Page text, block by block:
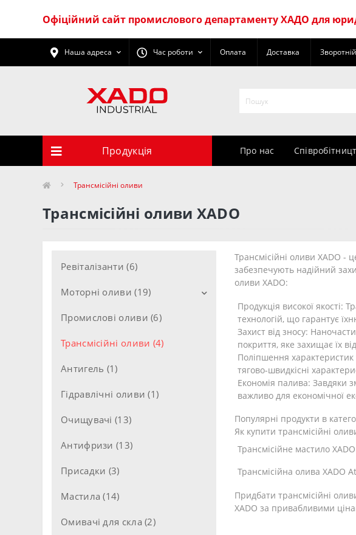
Офіційний сайт промислового департаменту ХАДО для
Наша адреса Час роботи Оплата Доставка
Продукція Про нас
Трансмісійні оливи
Трансмісійні оливи XADO
Ревіталізанти (6)
Моторні оливи (19)
Моторні оливи для легкових
(8)
Моторні оливи 2Т (1)
Моторні оливи 4Т (1)
Промивні оливи (1)
Промислові оливи (6)
Трансмісійні оливи (4)
Антигель (1)
Гідравлічні оливи (1)
Очищувачі (13)
Антифризи (13)
Присадки (3)
Мастила (14)
Омивачі для скла (2)
Трансмісійні оливи XADO -
забезпечують надійний
оливи XADO:
Продукція високої якості:
технологій, що гарантує
Захист від зносу:
покриття, яке захищає їх
Поліпшення характеристик
тягово-швидкісні
Економія палива: Завдяки
важливо для економічної
Популярні продукти в
Як купити трансмісійні
Трансмісійне мастило
Трансмісійна олива XADO
Придбати трансмісійні
XADO за привабливими